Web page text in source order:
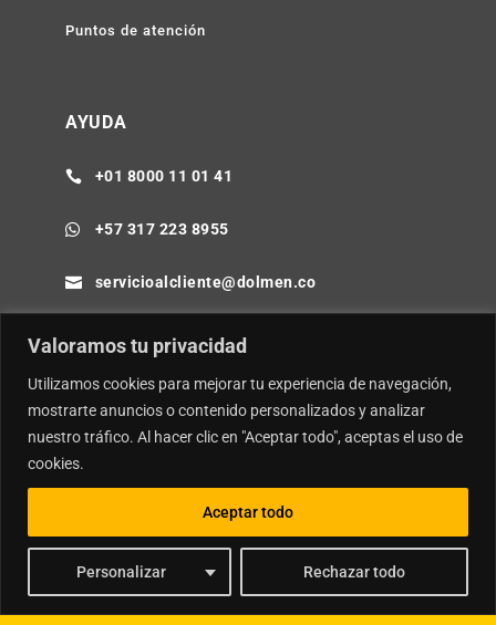
Valoramos tu privacidad
Utilizamos cookies para mejorar tu experiencia de navegación,
mostrarte anuncios o contenido personalizados y analizar
nuestro tráfico. Al hacer clic en "Aceptar todo", aceptas el uso de
cookies.
Personalizar Rechazar todo
Aceptar todo
Puntos de atención
AYUDA
 +01 8000 11 01 41
 +57 317 223 8955
 servicioalcliente@dolmen.co
Cra 64B No. 85-80 Barranquilla - Colombia
© Copyright
Política de Seguridad de la Información e Inteligencia Artificial